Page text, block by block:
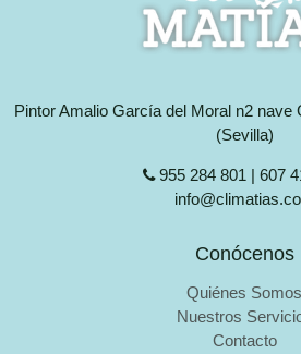
Pintor Amalio García del Moral n2 nave
(Sevilla)
955 284 801 | 607
Conócenos
Quiénes Somos
Nuestros
Contacto